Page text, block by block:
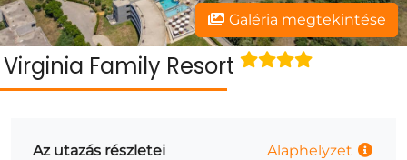
Galéria megtekintése
Virginia Family Resort
Az utazás részletei
Alaphelyzet